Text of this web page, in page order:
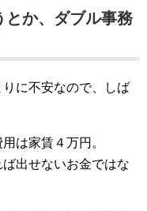
とか、ダブル事務
に不安なので、しば
は家賃４万円。
出せないお金ではな